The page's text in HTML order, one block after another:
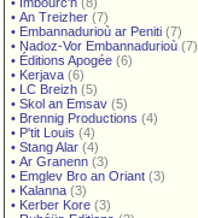
• An Treizher (7)
• Embannadurioù ar Peniti (7)
• Nadoz-Vor Embannadurioù (7)
• Éditions Apogée (6)
• Kerjava (6)
• LC Breizh (5)
• Skol an Emsav (5)
• Brennig Productions (4)
• P'tit Louis (4)
• Stang Alar (4)
• Ar Granenn (3)
• Emglev Bro an Oriant (3)
• Kalanna (3)
• Kerber Kore (3)